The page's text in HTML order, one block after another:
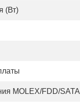
(Вт)
MOLEX/FDD/SATA